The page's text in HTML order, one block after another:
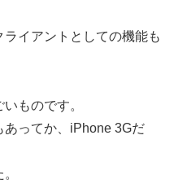
イアントとしての機能も
ものです。
ってか、iPhone 3Gだ